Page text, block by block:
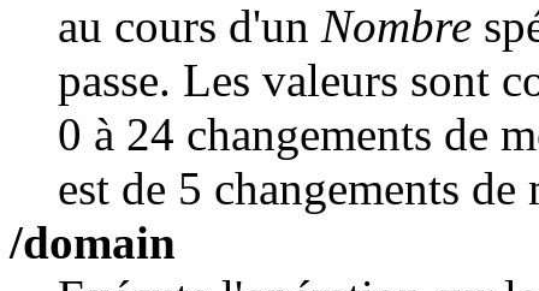
au cours d'un Nombre
passe. Les valeurs sont
0 à 24 changements de
est de 5 changements de
/domain